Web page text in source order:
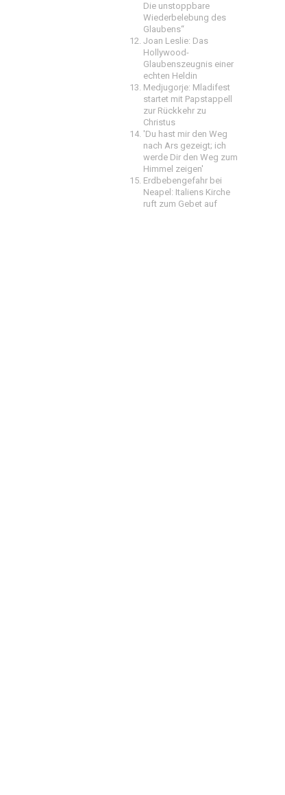
Die unstoppbare
Wiederbelebung des
Glaubens“
Joan Leslie: Das
Hollywood-
Glaubenszeugnis einer
echten Heldin
Medjugorje: Mladifest
startet mit Papstappell
zur Rückkehr zu
Christus
'Du hast mir den Weg
nach Ars gezeigt; ich
werde Dir den Weg zum
Himmel zeigen'
Erdbebengefahr bei
Neapel: Italiens Kirche
ruft zum Gebet auf